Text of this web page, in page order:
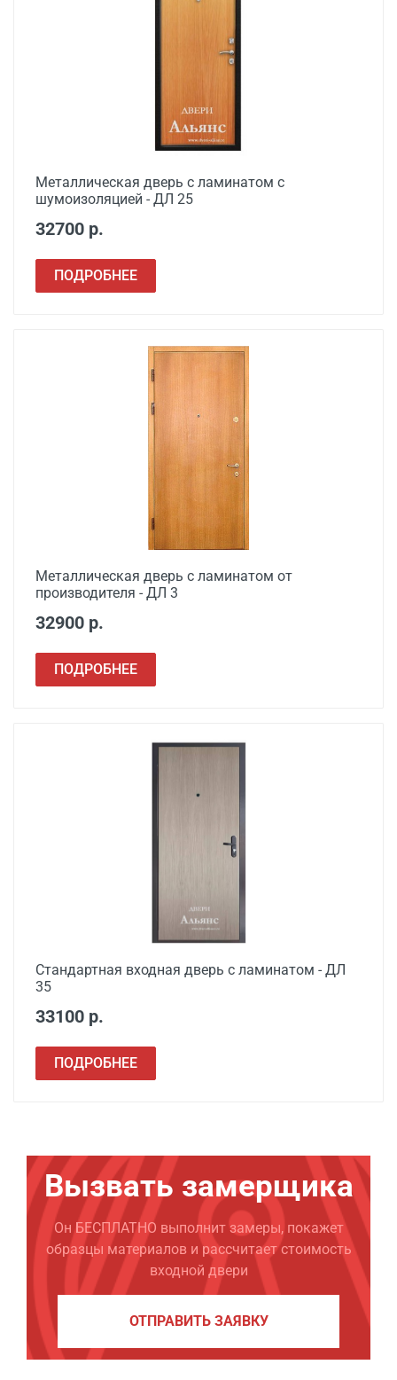
Металлическая дверь с ламинатом с
шумоизоляцией - ДЛ 25
32700 р.
ПОДРОБНЕЕ
Металлическая дверь с ламинатом от
производителя - ДЛ 3
32900 р.
ПОДРОБНЕЕ
Стандартная входная дверь с ламинатом - ДЛ
35
33100 р.
ПОДРОБНЕЕ
Вызвать замерщика
Он БЕСПЛАТНО выполнит замеры, покажет
образцы материалов и рассчитает стоимость
входной двери
ОТПРАВИТЬ ЗАЯВКУ